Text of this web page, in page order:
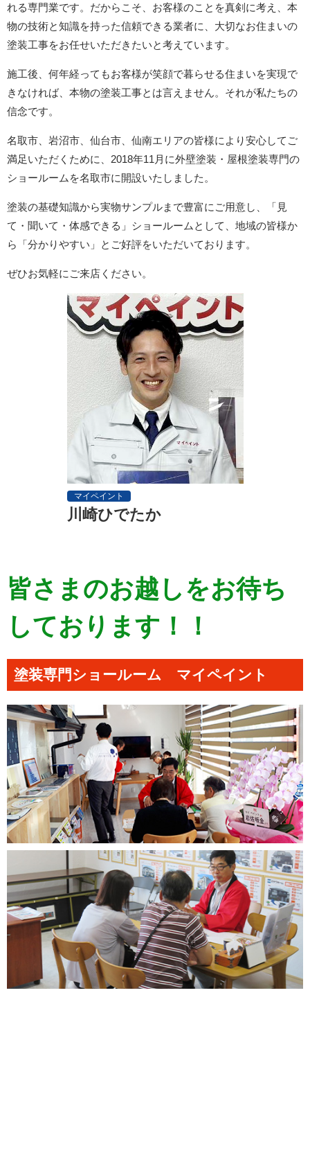
れる専門業です。だからこそ、お客様のことを真剣に考え、本
物の技術と知識を持った信頼できる業者に、大切なお住まいの
塗装工事をお任せいただきたいと考えています。
施工後、何年経ってもお客様が笑顔で暮らせる住まいを実現で
きなければ、本物の塗装工事とは言えません。それが私たちの
信念です。
名取市、岩沼市、仙台市、仙南エリアの皆様により安心してご
満足いただくために、2018年11月に外壁塗装・屋根塗装専門の
ショールームを名取市に開設いたしました。
塗装の基礎知識から実物サンプルまで豊富にご用意し、「見
て・聞いて・体感できる」ショールームとして、地域の皆様か
ら「分かりやすい」とご好評をいただいております。
ぜひお気軽にご来店ください。
マイペイント
川崎ひでたか
皆さまのお越しをお待ち
しております！！
塗装専門ショールーム マイペイント